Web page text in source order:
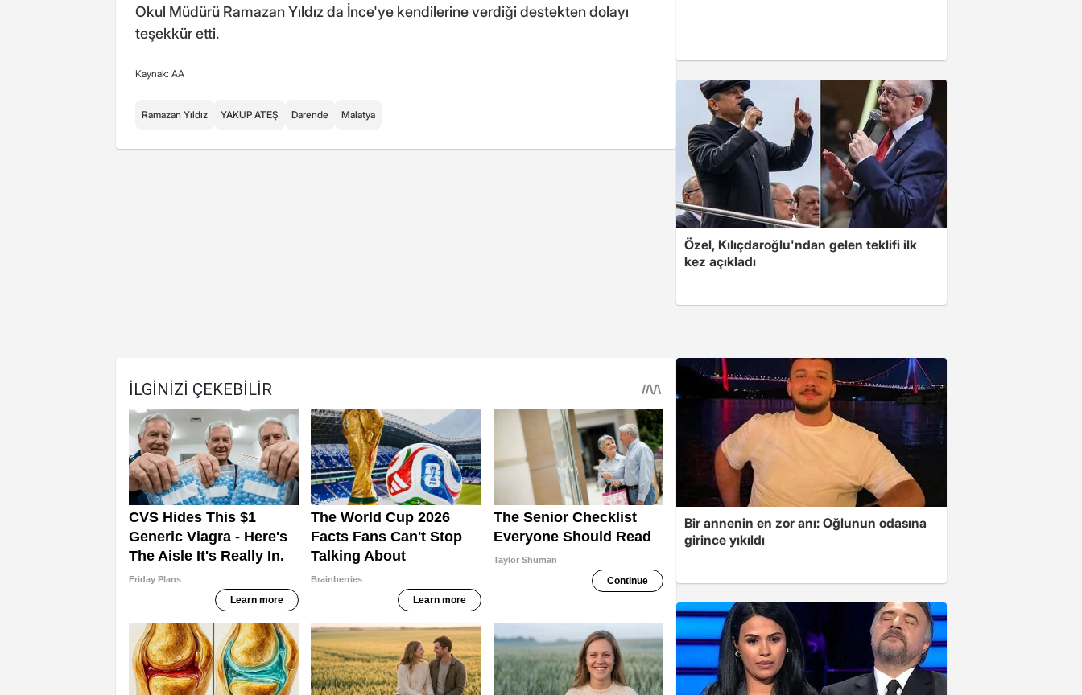
Okul Müdürü Ramazan Yıldız da İnce'ye kendilerine verdiği destekten dolayı
teşekkür etti.
Kaynak: AA
Ramazan Yıldız YAKUP ATEŞ Darende Malatya
Özel, Kılıçdaroğlu'ndan gelen teklifi ilk
kez açıkladı
Bir annenin en zor anı: Oğlunun odasına
girince yıkıldı